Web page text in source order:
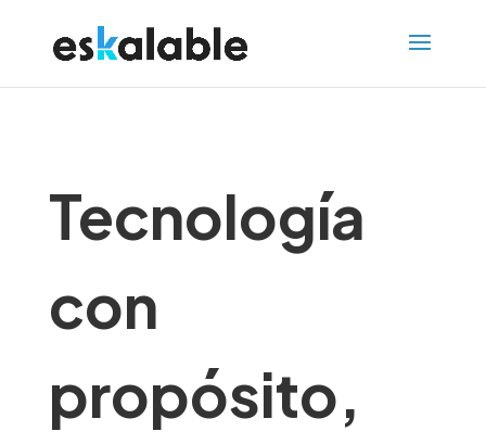
Tecnología
con
propósito,